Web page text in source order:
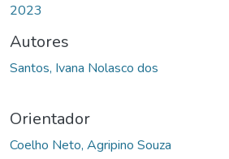
2023
Autores
Santos, Ivana Nolasco dos
Orientador
Coelho Neto, Agripino Souza